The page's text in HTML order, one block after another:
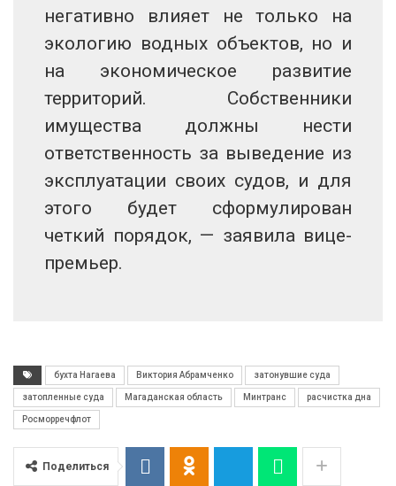
негативно влияет не только на
экологию водных объектов, но и
на экономическое развитие
территорий. Собственники
имущества должны нести
ответственность за выведение из
эксплуатации своих судов, и для
этого будет сформулирован
четкий порядок, — заявила вице-
премьер.
бухта Нагаева Виктория Абрамченко затонувшие суда
затопленные суда Магаданская область Минтранс расчистка дна
Росморречфлот
Поделиться